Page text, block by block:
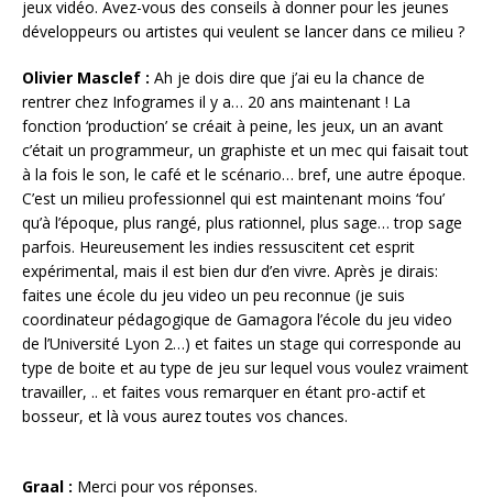
jeux vidéo. Avez-vous des conseils à donner pour les jeunes
développeurs ou artistes qui veulent se lancer dans ce milieu ?
Olivier Masclef : Ah je dois dire que j’ai eu la chance de
rentrer chez Infogrames il y a… 20 ans maintenant ! La
fonction ‘production’ se créait à peine, les jeux, un an avant
c’était un programmeur, un graphiste et un mec qui faisait tout
à la fois le son, le café et le scénario… bref, une autre époque.
C’est un milieu professionnel qui est maintenant moins ‘fou’
qu’à l’époque, plus rangé, plus rationnel, plus sage… trop sage
parfois. Heureusement les indies ressuscitent cet esprit
expérimental, mais il est bien dur d’en vivre. Après je dirais:
faites une école du jeu video un peu reconnue (je suis
coordinateur pédagogique de Gamagora l’école du jeu video
de l’Université Lyon 2…) et faites un stage qui corresponde au
type de boite et au type de jeu sur lequel vous voulez vraiment
travailler, .. et faites vous remarquer en étant pro-actif et
bosseur, et là vous aurez toutes vos chances.
Graal : Merci pour vos réponses.